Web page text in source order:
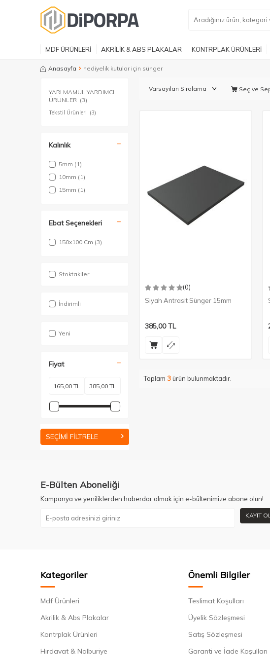
MDF ÜRÜNLERİ AKRİLİK & ABS PLAKALAR KONTRPLAK ÜRÜNLERİ
Anasayfa hediyelik kutular için sünger
YARI MAMÜL YARDIMCI
ÜRÜNLER (3)
Tekstil Ürünleri (3)
Kalınlık
5mm (1)
10mm (1)
15mm (1)
Ebat Seçenekleri
150x100 Cm (3)
Stoktakiler
İndirimli
Yeni
Fiyat
SEÇIMI FILTRELE
Seç ve
(0)
Siyah Antrasit Sünger 15mm
385,00TL
Toplam 3ürün bulunmaktadır.
E-Bülten Aboneliği
Kampanya ve yeniliklerden haberdar olmak için e-bültenimize abone olun!
KAYIT
Kategoriler
Mdf Ürünleri
Akrilik & Abs Plakalar
Kontrplak Ürünleri
Hırdavat & Nalburiye
Önemli Bilgiler
Teslimat Koşulları
Üyelik Sözleşmesi
Satış Sözleşmesi
Garanti ve İade Koşulları